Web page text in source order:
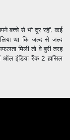
बच्चे से भी दूर रहीं. कई
था कि जल्द से जल्द
मिली तो वे बुरी तरह
ऑल इंडिया रैंक 2 हासिल